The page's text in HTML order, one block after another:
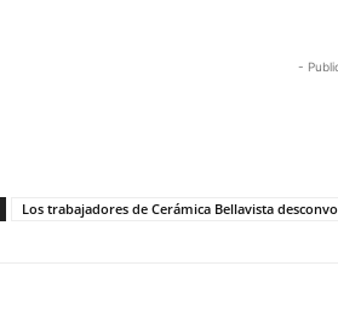
-
Los trabajadores de Cerámica Bellavista